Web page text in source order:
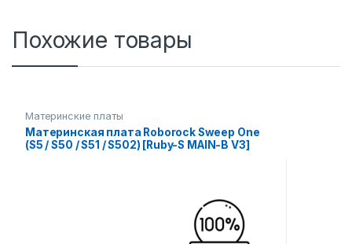
Похожие товары
Материнские платы
Материнская плата Roborock Sweep One
(S5 / S50 / S51 / S502) [Ruby-S MAIN-B V3]